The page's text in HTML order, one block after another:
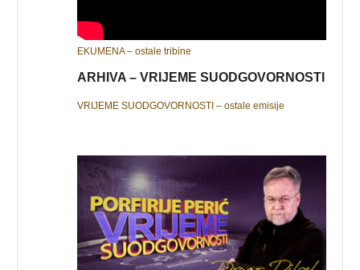
EKUMENA – ostale tribine
ARHIVA – VRIJEME SUODGOVORNOSTI
VRIJEME SUODGOVORNOSTI – ostale emisije